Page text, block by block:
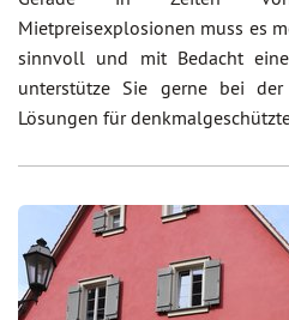
Mietpreisexplosionen muss es
sinnvoll und mit Bedacht
unterstütze Sie gerne bei
Lösungen für